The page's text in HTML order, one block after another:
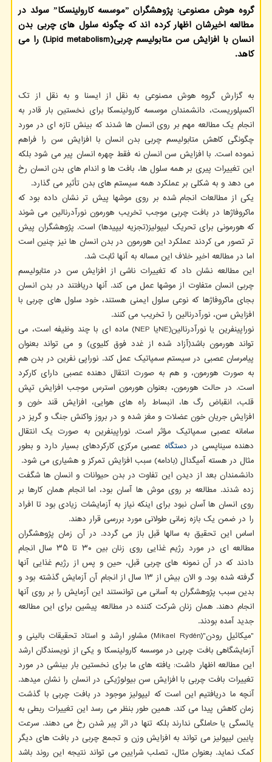
گروه هوش مصنوعی: پژوهشگران ˮموسسه كارولینسكاˮ سوئد در
مطالعه اخیرشان اظهار كرده اند كه چگونه سلول های چربی بدن
انسان با افزایش سن متابولیسم چربی(Lipid metabolism) را می
كاهد.
به گزارش گروه هوش مصنوعی به نقل از ایسنا و به نقل از تک
اکسپلوریست، دانشمندان موسسه کارولینسکا برای نخستین بار قادر به
انجام یک مطالعه مهم بر روی انسان ها شدند که بینش تازه ای در مورد
چگونگی کاهش متابولیسم چربی بدن انسان با افزایش سن را فراهم
نموده است. با افزایش سن انسان نه فقط چهره انسان پیر می شود بلکه
این تغییرات پیری بر همه سلول ها، بافت ها و اندام های بدن انسان رخ
می دهد و به شکلی بر عملکرد همه سیستم های بدن تأثیر می گذارد.
یکی از مطالعات انجام شده بر روی موشها پیش تر نشان داده بود که
ماکروفاژها در بافت چربی موجب تخریب هورمون نورآدرنالین می شوند
که هورمونی برای تحریک لیپولیز(تجزیه لیپیدها) است. پژوهشگران پیش
تر تصور می کردند عملکرد این هورمون در بدن انسان ها نیز چنین است
اما در مطالعه اخیر خلاف این مساله به آنها ثابت شد.
این مطالعه نشان داد که تغییرات ناشی از افزایش سن در متابولیسم
چربی انسان متفاوت از موشها عمل می کند. آنها دریافتند در بدن انسان
بجای ماکروفاژها که نوعی سلول ایمنی هستند، خود سلول های چربی با
افزایش سن، نورآدرنالین را تخریب می کنند.
نوراپینفرین یا نورآدرنالین(NEیا NEP) ماده ای با چند وظیفه است، می
تواند هورمون باشد(آزاد شده از غدد فوق کلیوی) و می تواند بعنوان
پیامرسان عصبی در سیستم سمپاتیک عمل کند. نوراپی نفرین در بدن هم
به صورت هورمون، و هم به صورت انتقال دهنده عصبی دارای کارکرد
است. در حالت هورمون، بعنوان هورمون استرس موجب افزایش تپش
قلب، انقباض رگ ها، انبساط راه های هوایی، افزایش قند خون و
افزایش جریان خون عضلات و مغز شده و در بروز واکنش جنگ و گریز در
سامانه عصبی سمپاتیک مؤثر است. نوراپینفرین به صورت یک انتقال
دهنده سیناپسی در دستگاه عصبی مرکزی کارکردهای بسیار دارد و بطور
مثال در هسته آمیگدال (بادامه) سبب افزایش تمرکز و هشیاری می شود.
دانشمندان بعد از دیدن این تفاوت در بدن حیوانات و انسان ها شگفت
زده شدند. مطالعه بر روی موش ها آسان بود، اما انجام همان کارها بر
روی انسان ها آسان نبود برای اینکه نیاز به آزمایشات زیادی بود تا افراد
را در ضمن یک بازه زمانی طولانی مورد بررسی قرار دهند.
اساس این تحقیق به سالها قبل باز می گردد. در آن زمان پژوهشگران
مطالعه ای در مورد رژیم غذایی روی زنان بین ۳۰ تا ۳۵ سال انجام
دادند که در آن نمونه های چربی قبل، حین و پس از رژیم غذایی آنها
گرفته شده بود. و الان بیش از ۱۳ سال از انجام آن آزمایش گذشته بود و
بدین سبب پژوهشگران به آسانی می توانستند این آزمایش را بر روی آنها
انجام دهند. همان زنان شرکت کننده در مطالعه پیشین برای این مطالعه
جدید آمده بودند.
"میکائیل رودن"(Mikael Rydén) مشاور ارشد و استاد تحقیقات بالینی و
آزمایشگاهی بافت چربی در موسسه کارولینسکا و یکی از نویسندگان ارشد
این مطالعه اظهار داشت: یافته های ما برای نخستین بار بینشی در مورد
تغییرات بافت چربی با افزایش سن بیولوژیکی در انسان را نشان میدهد.
آنچه ما دریافتیم این است که لیپولیز موجود در بافت چربی با گذشت
زمان کاهش پیدا می کند. همین طور بنظر می رسد این تغییرات ربطی به
یائسگی یا حاملگی ندارند بلکه تنها در اثر پیر شدن رخ می دهند. سرعت
پایین لیپولیز می تواند به افزایش وزن و تجمع چربی در بافت های دیگر
کمک نماید. بعنوان مثال، تصلب شرایین می تواند نتیجه این روند باشد